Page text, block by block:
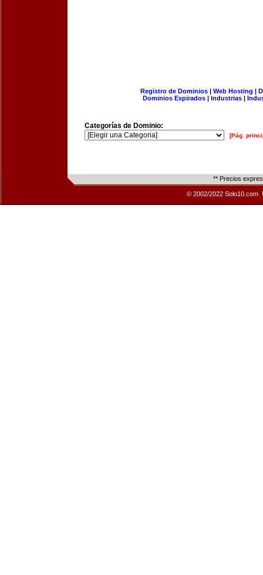
Registro de Dominios| Web Hosting |
Dominios Expirados | Industrias |
Categorías de Dominio:
[Pág.
** Precios
© 2002/2022 Solo10.com